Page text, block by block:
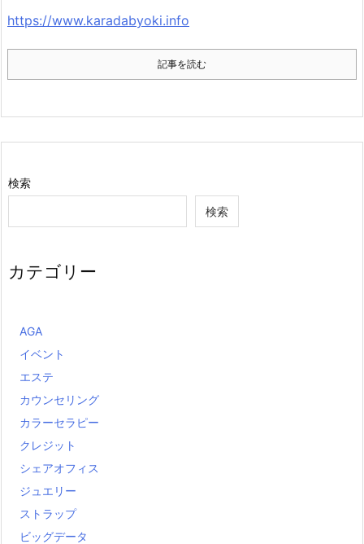
https://www.karadabyoki.info
記事を読む
検索
検索
カテゴリー
AGA
イベント
エステ
カウンセリング
カラーセラピー
クレジット
シェアオフィス
ジュエリー
ストラップ
ビッグデータ